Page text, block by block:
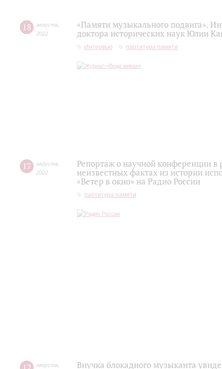
18 августа
2022
«Памяти музыкального подвига».
доктора исторических наук Юлии
Интервью партитура памяти
17 августа
2022
Репортаж о научной конференции в
неизвестных фактах из истории
«Ветер в окно» на Радио России
партитура памяти
августа
Внучка блокадного музыканта